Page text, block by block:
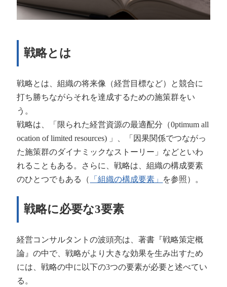
戦略とは
戦略とは、組織の将来像（経営目標など）と競合に
打ち勝ちながらそれを達成するための施策群をい
う。
戦略は、「限られた経営資源の最適配分（0ptimum all
ocation of limited resources) 」、
「因果関係でつながっ
た施策群のダイナミックなストーリー」などといわ
れることもある。さらに、戦略は、組織の構成要素
のひとつでもある（
「組織の構成要素」 を参照）。
戦略に必要な3要素
経営コンサルタントの波頭亮は、著書『戦略策定概
論』の中で、戦略がより大きな効果を生み出すため
には、戦略の中に以下の3つの要素が必要と述べてい
る。